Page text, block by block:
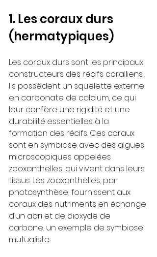
1. Les coraux durs
(hermatypiques)
Les coraux durs sont les principaux
constructeurs des récifs coralliens.
Ils possèdent un squelette externe
en carbonate de calcium, ce qui
leur confère une rigidité et une
durabilité essentielles à la
formation des récifs. Ces coraux
sont en symbiose avec des algues
microscopiques appelées
zooxanthelles, qui vivent dans leurs
tissus. Les zooxanthelles, par
photosynthèse, fournissent aux
coraux des nutriments en échange
d’un abri et de dioxyde de
carbone, un exemple de symbiose
mutualiste.